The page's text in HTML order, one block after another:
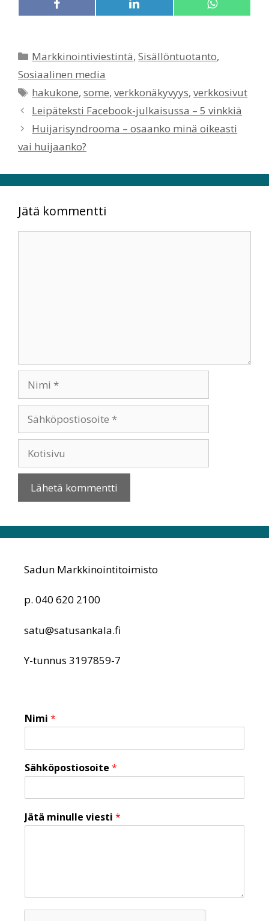
on
a
o
o
k
Share
on
L
i
d
Share
on
W
h
A
Kategoriat
Markkinointiviestintä,Sisällöntuotanto,
Sosiaalinen media
Avainsanat
hakukone,some,verkkonäkyvyys,verkkosivut
Leipäteksti Facebook-julkaisussa – 5 vinkkiä
Huijarisyndrooma – osaanko minä oikeasti
vai huijaanko?
Jätä kommentti
Sadun Markkinointitoimisto
p. 040 620 2100
satu@satusankala.fi
Y-tunnus 3197859-7
Nimi *
Sähköpostiosoite *
Jätä minulle viesti *